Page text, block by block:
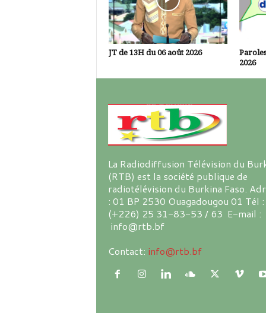
JT de 13H du 06 août 2026
2026
La Radiodiffusion Télévision du
(RTB) est la société publique de
radiotélévision du Burkina Faso.
: 01 BP 2530 Ouagadougou 01 Tél :
(+226) 25 31-83-53 / 63 E-mail :
info@rtb.bf
Contact: info@rtb.bf